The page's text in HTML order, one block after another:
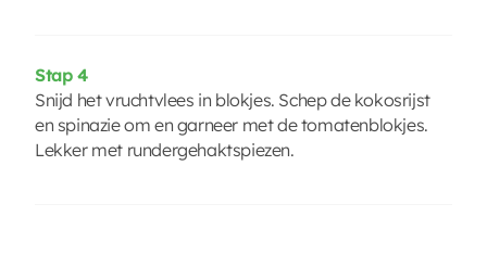
Stap 4
Snijd het vruchtvlees in blokjes. Schep de kokosrijst
en spinazie om en garneer met de tomatenblokjes.
Lekker met rundergehaktspiezen.